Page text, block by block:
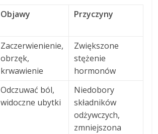
Objawy Przyczyny
Zaczerwienienie,
obrzęk,
krwawienie
Zwiększone
stężenie
hormonów
Odczuwać ból,
widoczne ubytki
Niedobory
składników
odżywczych,
zmniejszona